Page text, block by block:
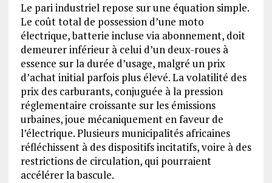
Le pari industriel repose sur une équation simple.
Le coût total de possession d’une moto
électrique, batterie incluse via abonnement, doit
demeurer inférieur à celui d’un deux-roues à
essence sur la durée d’usage, malgré un prix
d’achat initial parfois plus élevé. La volatilité des
prix des carburants, conjuguée à la pression
réglementaire croissante sur les émissions
urbaines, joue mécaniquement en faveur de
l’électrique. Plusieurs municipalités africaines
réfléchissent à des dispositifs incitatifs, voire à des
restrictions de circulation, qui pourraient
accélérer la bascule.